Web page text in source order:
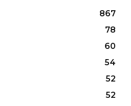
867
78
60
54
52
52